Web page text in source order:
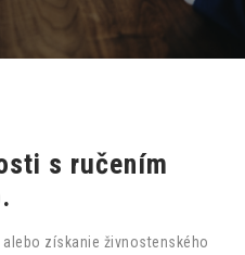
s ručením
získanie živnostenského